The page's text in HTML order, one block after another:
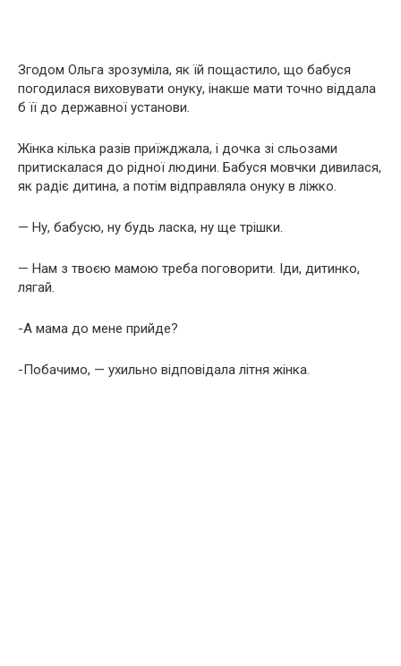
Згодом Ольга зрозуміла, як їй пощастило, що бабуся
погодилася виховувати онуку, інакше мати точно віддала
б її до державної установи.
Жінка кілька разів приїжджала, і дочка зі сльозами
притискалася до рідної людини. Бабуся мовчки дивилася,
як радіє дитина, а потім відправляла онуку в ліжко.
— Ну, бабусю, ну будь ласка, ну ще трішки.
— Нам з твоєю мамою треба поговорити. Іди, дитинко,
лягай.
-А мама до мене прийде?
-Побачимо, — ухильно відповідала літня жінка.